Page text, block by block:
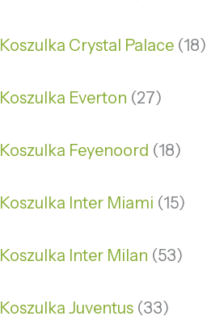
Koszulka Crystal Palace 18
Koszulka Everton 27
Koszulka Feyenoord 18
Koszulka Inter Miami 15
Koszulka Inter Milan 53
Koszulka Juventus 33